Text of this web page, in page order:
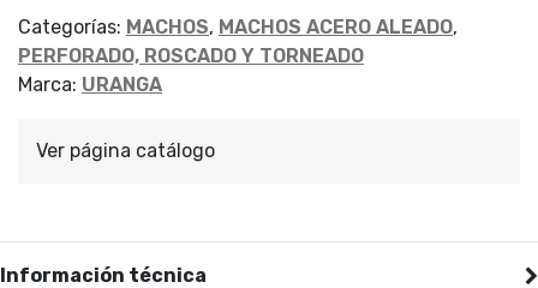
5/32
CONO
1
cantidad
Categorías: MACHOS, MACHOS ACERO ALEADO,
PERFORADO, ROSCADO Y TORNEADO
Marca: URANGA
Ver página catálogo
Información técnica